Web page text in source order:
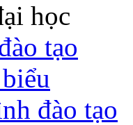
học
tạo
đào tạo